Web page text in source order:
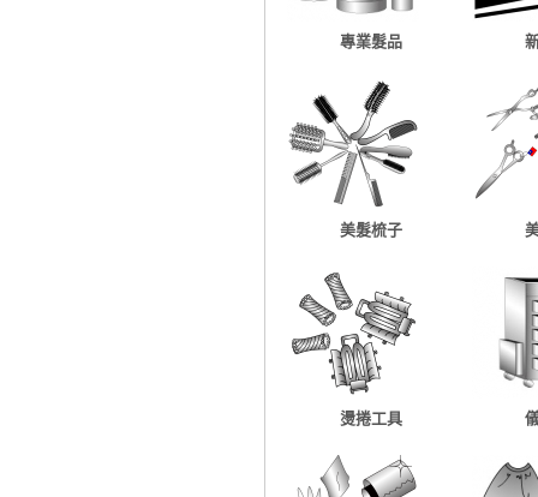
專業髮品
美髮梳子
燙捲工具